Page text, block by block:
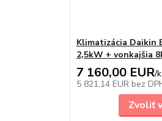
Klimatizácia Daikin
2,5kW + vonkajšia
7 160,00 EUR/
5 821,14 EUR bez
Zvoliť